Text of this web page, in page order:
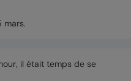
mars.
il était temps de se